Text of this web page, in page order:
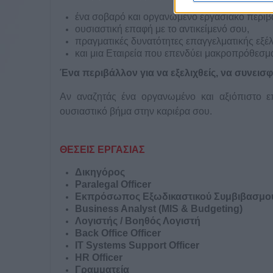
ένα σοβαρό και οργανωμένο εργασιακό
ουσιαστική επαφή με το αντικείμενό σου,
πραγματικές δυνατότητες επαγγελματικής
και μια Εταιρεία που επενδύει
Ένα περιβάλλον για να εξελιχθείς, να
Αν αναζητάς ένα οργανωμένο και αξιόπιστο
ουσιαστικό βήμα στην καριέρα σου.
ΘΕΣΕΙΣ ΕΡΓΑΣΙΑΣ
Δικηγόρος
Paralegal Officer
Εκπρόσωπος Εξωδικαστικού
Business Analyst (MIS & Budgeting)
Λογιστής / Βοηθός Λογιστή
Back Office Officer
IT Systems Support Officer
HR Officer
Γραμματεία